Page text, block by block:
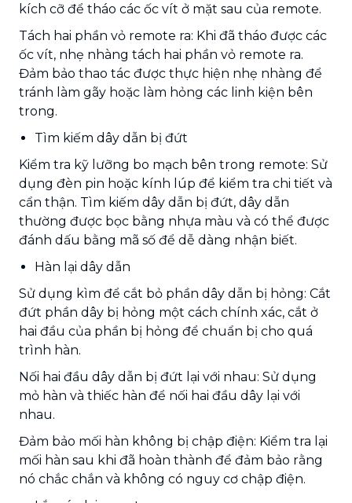
kích cỡ để tháo các ốc vít ở mặt sau của remote.
Tách hai phần vỏ remote ra: Khi đã tháo được các
ốc vít, nhẹ nhàng tách hai phần vỏ remote ra.
Đảm bảo thao tác được thực hiện nhẹ nhàng để
tránh làm gãy hoặc làm hỏng các linh kiện bên
trong.
Tìm kiếm dây dẫn bị đứt
Kiểm tra kỹ lưỡng bo mạch bên trong remote: Sử
dụng đèn pin hoặc kính lúp để kiểm tra chi tiết và
cẩn thận. Tìm kiếm dây dẫn bị đứt, dây dẫn
thường được bọc bằng nhựa màu và có thể được
đánh dấu bằng mã số để dễ dàng nhận biết.
Hàn lại dây dẫn
Sử dụng kìm để cắt bỏ phần dây dẫn bị hỏng: Cắt
đứt phần dây bị hỏng một cách chính xác, cắt ở
hai đầu của phần bị hỏng để chuẩn bị cho quá
trình hàn.
Nối hai đầu dây dẫn bị đứt lại với nhau: Sử dụng
mỏ hàn và thiếc hàn để nối hai đầu dây lại với
nhau.
Đảm bảo mối hàn không bị chập điện: Kiểm tra lại
mối hàn sau khi đã hoàn thành để đảm bảo rằng
nó chắc chắn và không có nguy cơ chập điện.